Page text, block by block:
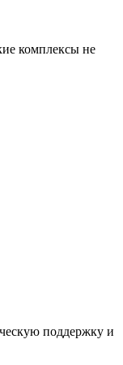
комплексы не
поддержку и